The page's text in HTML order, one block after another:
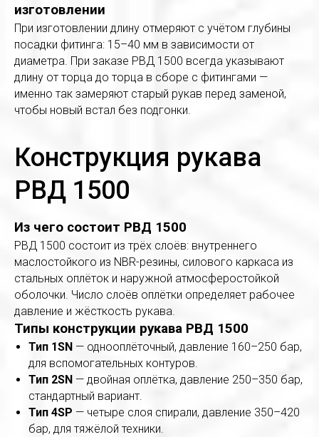
изготовлении
При изготовлении длину отмеряют с учётом глубины
посадки фитинга: 15–40 мм в зависимости от
диаметра. При заказе РВД 1500 всегда указывают
длину от торца до торца в сборе с фитингами —
именно так замеряют старый рукав перед заменой,
чтобы новый встал без подгонки.
Конструкция рукава
РВД 1500
Из чего состоит РВД 1500
РВД 1500 состоит из трёх слоёв: внутреннего
маслостойкого из NBR-резины, силового каркаса из
стальных оплёток и наружной атмосферостойкой
оболочки. Число слоёв оплётки определяет рабочее
давление и жёсткость рукава.
Типы конструкции рукава РВД 1500
Тип 1SN — однооплёточный, давление 160–250 бар,
для вспомогательных контуров.
Тип 2SN — двойная оплётка, давление 250–350 бар,
стандартный вариант.
Тип 4SP — четыре слоя спирали, давление 350–420
бар, для тяжёлой техники.